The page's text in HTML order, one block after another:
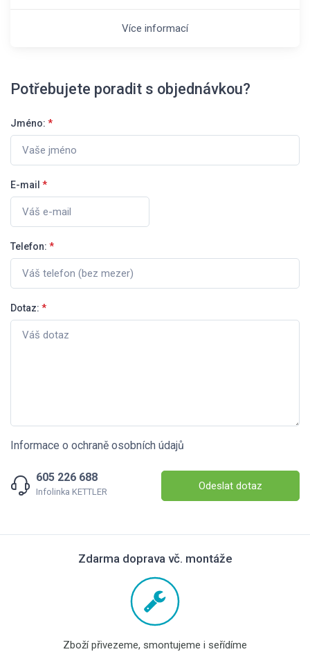
Více informací
Potřebujete poradit s objednávkou?
Jméno: *
E-mail *
Telefon: *
Dotaz: *
Informace o ochraně osobních údajů
605 226 688
Infolinka KETTLER Odeslat dotaz
Zdarma doprava vč. montáže
Zboží přivezeme, smontujeme i seřídíme